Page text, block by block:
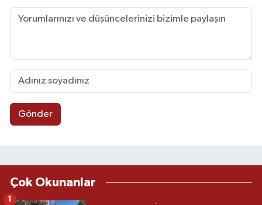
Gönder
Çok Okunanlar